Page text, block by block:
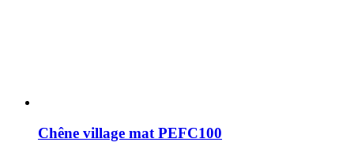
Chêne village mat PEFC100